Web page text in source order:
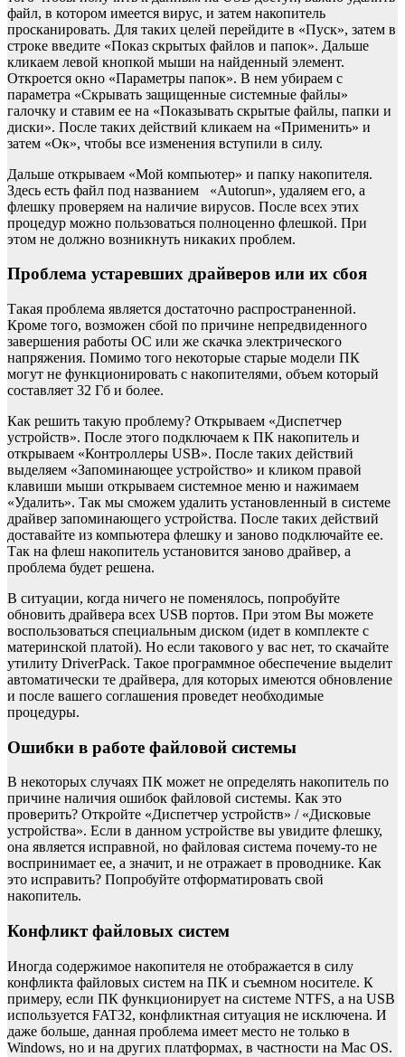
файл, в котором имеется вирус, и затем накопитель
просканировать. Для таких целей перейдите в «Пуск», затем в
строке введите «Показ скрытых файлов и папок». Дальше
кликаем левой кнопкой мыши на найденный элемент.
Откроется окно «Параметры папок». В нем убираем с
параметра «Скрывать защищенные системные файлы»
галочку и ставим ее на «Показывать скрытые файлы, папки и
диски». После таких действий кликаем на «Применить» и
затем «Ок», чтобы все изменения вступили в силу.
Дальше открываем «Мой компьютер» и папку накопителя.
Здесь есть файл под названием «Autorun», удаляем его, а
флешку проверяем на наличие вирусов. После всех этих
процедур можно пользоваться полноценно флешкой. При
этом не должно возникнуть никаких проблем.
Проблема устаревших драйверов или их сбоя
Такая проблема является достаточно распространенной.
Кроме того, возможен сбой по причине непредвиденного
завершения работы ОС или же скачка электрического
напряжения. Помимо того некоторые старые модели ПК
могут не функционировать с накопителями, объем который
составляет 32 Гб и более.
Как решить такую проблему? Открываем «Диспетчер
устройств». После этого подключаем к ПК накопитель и
открываем «Контроллеры USB». После таких действий
выделяем «Запоминающее устройство» и кликом правой
клавиши мыши открываем системное меню и нажимаем
«Удалить». Так мы сможем удалить установленный в системе
драйвер запоминающего устройства. После таких действий
доставайте из компьютера флешку и заново подключайте ее.
Так на флеш накопитель установится заново драйвер, а
проблема будет решена.
В ситуации, когда ничего не поменялось, попробуйте
обновить драйвера всех USB портов. При этом Вы можете
воспользоваться специальным диском (идет в комплекте с
материнской платой). Но если такового у вас нет, то скачайте
утилиту DriverPack. Такое программное обеспечение выделит
автоматически те драйвера, для которых имеются обновление
и после вашего соглашения проведет необходимые
процедуры.
Ошибки в работе файловой системы
В некоторых случаях ПК может не определять накопитель по
причине наличия ошибок файловой системы. Как это
проверить? Откройте «Диспетчер устройств» / «Дисковые
устройства». Если в данном устройстве вы увидите флешку,
она является исправной, но файловая система почему-то не
воспринимает ее, а значит, и не отражает в проводнике. Как
это исправить? Попробуйте отформатировать свой
накопитель.
Конфликт файловых систем
Иногда содержимое накопителя не отображается в силу
конфликта файловых систем на ПК и съемном носителе. К
примеру, если ПК функционирует на системе NTFS, а на USB
используется FAT32, конфликтная ситуация не исключена. И
даже больше, данная проблема имеет место не только в
Windows, но и на других платформах, в частности на Mac OS.